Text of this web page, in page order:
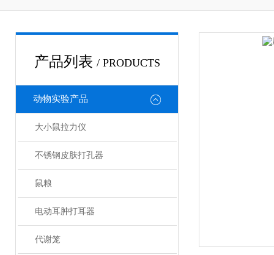
产品列表 / PRODUCTS
动物实验产品
大小鼠拉力仪
不锈钢皮肤打孔器
鼠粮
电动耳肿打耳器
代谢笼